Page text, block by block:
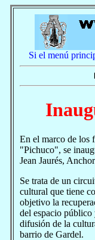
Si el menú
En el marco de los
"Pichuco", se
Jean Jaurés,
Se trata de un
cultural que tiene
objetivo la
del espacio público
difusión de la
barrio de Gardel.